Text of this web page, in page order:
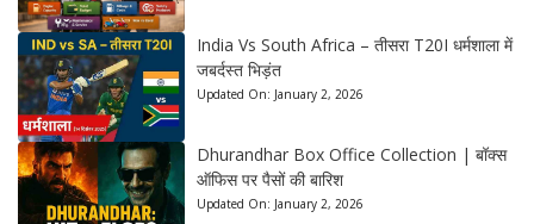
India Vs South Africa – तीसरा T20I धर्मशाला में
जबर्दस्त भिड़ंत
Updated On: January 2, 2026
Dhurandhar Box Office Collection | बॉक्स
ऑफिस पर पैसों की बारिश
Updated On: January 2, 2026